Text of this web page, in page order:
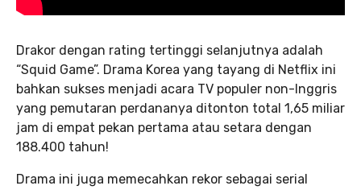
Drakor dengan rating tertinggi selanjutnya adalah
“Squid Game”. Drama Korea yang tayang di Netflix ini
bahkan sukses menjadi acara TV populer non-Inggris
yang pemutaran perdananya ditonton total 1,65 miliar
jam di empat pekan pertama atau setara dengan
188.400 tahun!
Drama ini juga memecahkan rekor sebagai serial